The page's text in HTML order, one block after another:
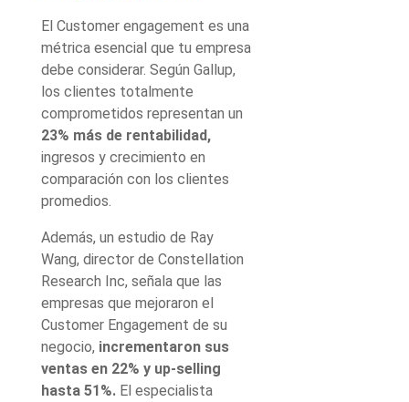
El Customer engagement es una
métrica esencial que tu empresa
debe considerar. Según Gallup,
los clientes totalmente
comprometidos representan un
23% más de rentabilidad,
ingresos y crecimiento en
comparación con los clientes
promedios.
Además, un estudio de Ray
Wang, director de Constellation
Research Inc, señala que las
empresas que mejoraron el
Customer Engagement de su
negocio, incrementaron sus
ventas en 22% y up-selling
hasta 51%. El especialista